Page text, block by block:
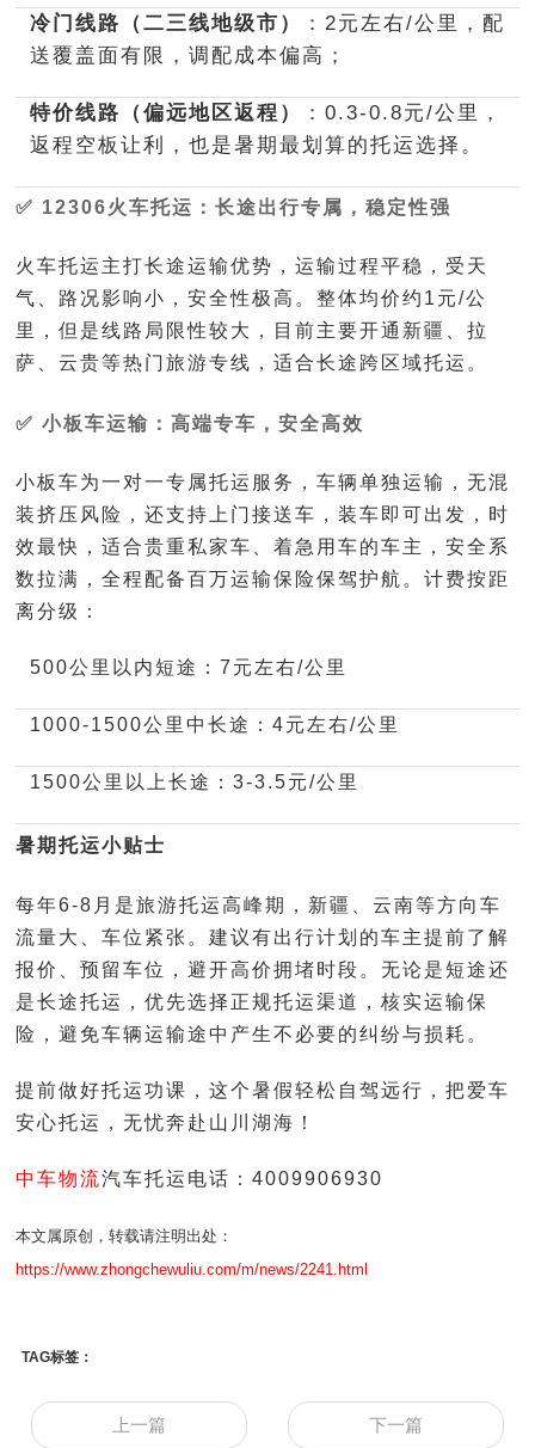
冷门线路（二三线地级市）
：2元左右/公里，配
送覆盖面有限，调配成本偏高；
特价线路（偏远地区返程）
：0.3-0.8元/公里，
返程空板让利，也是暑期最划算的托运选择。
✅ 12306火车托运：长途出行专属，稳定性强
火车托运主打长途运输优势，运输过程平稳，受天
气、路况影响小，安全性极高。整体均价约1元/公
里，但是线路局限性较大，目前主要开通新疆、拉
萨、云贵等热门旅游专线，适合长途跨区域托运。
✅ 小板车运输：高端专车，安全高效
小板车为一对一专属托运服务，车辆单独运输，无混
装挤压风险，还支持上门接送车，装车即可出发，时
效最快，适合贵重私家车、着急用车的车主，安全系
数拉满，全程配备百万运输保险保驾护航。计费按距
离分级：
500公里以内短途：7元左右/公里
1000-1500公里中长途：4元左右/公里
1500公里以上长途：3-3.5元/公里
暑期托运小贴士
每年6-8月是旅游托运高峰期，新疆、云南等方向车
流量大、车位紧张。建议有出行计划的车主提前了解
报价、预留车位，避开高价拥堵时段。无论是短途还
是长途托运，优先选择正规托运渠道，核实运输保
险，避免车辆运输途中产生不必要的纠纷与损耗。
提前做好托运功课，这个暑假轻松自驾远行，把爱车
安心托运，无忧奔赴山川湖海！
中车物流汽车托运电话：4009906930
本文属原创，转载请注明出处：
https://www.zhongchewuliu.com/m/news/2241.html
TAG标签：
上一篇 下一篇